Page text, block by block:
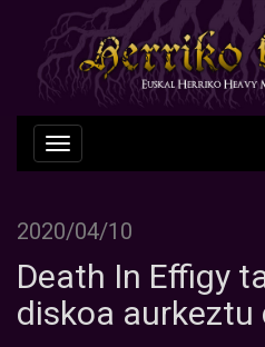
Nabegazioa
ireki
2020/04/10
Death In Effigy
diskoa aurkeztu